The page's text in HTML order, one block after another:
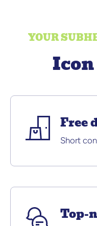
YOUR
Free
Short
Top-